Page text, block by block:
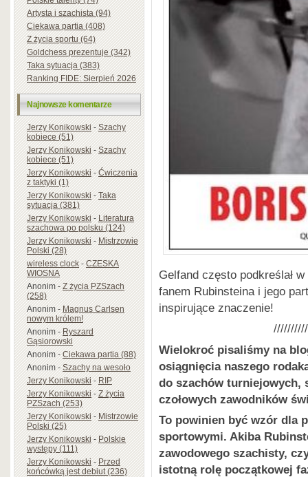
Artysta i szachista (94)
Ciekawa partia (408)
Z życia sportu (64)
Goldchess prezentuje (342)
Taka sytuacja (383)
Ranking FIDE: Sierpień 2026
Najnowsze komentarze
Jerzy Konikowski-Szachy
kobiece (51)
Jerzy Konikowski-Szachy
kobiece (51)
Jerzy Konikowski-Ćwiczenia
z taktyki (1)
Jerzy Konikowski-Taka
sytuacja (381)
Jerzy Konikowski-Literatura
szachowa po polsku (124)
Jerzy Konikowski-Mistrzowie
Polski (28)
wireless clock-CZESKA
WIOSNA
Anonim-Z życia PZSzach
(258)
Anonim-Magnus Carlsen
nowym królem!
Anonim-Ryszard
Gąsiorowski
Anonim-Ciekawa partia (88)
Anonim-Szachy na wesoło
Jerzy Konikowski-RIP
Jerzy Konikowski-Z życia
PZSzach (253)
Jerzy Konikowski-Mistrzowie
Polski (25)
Jerzy Konikowski-Polskie
występy (111)
Jerzy Konikowski-Przed
końcówką jest debiut (236)
Gelfand często podkreślał
fanem Rubinsteina i jego
inspirujące znaczenie!
Wielokroć pisaliśmy na
osiągnięcia naszego
do szachów turniejowych,
czołowych zawodników
To powinien być wzór dla
sportowymi. Akiba
zawodowego szachisty,
istotną rolę początkowej